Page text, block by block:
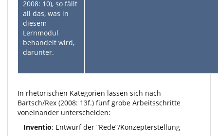
2008: 10), so fällt
all das, was in
diesem
Lernmodul
behandelt wird,
darunter.
In rhetorischen Kategorien lassen sich nach
Bartsch/Rex (2008: 13f.) fünf grobe Arbeitsschritte
voneinander unterscheiden:
Inventio: Entwurf der “Rede”/Konzepterstellung